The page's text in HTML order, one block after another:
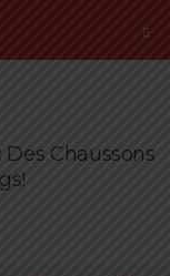
Des Chaussons